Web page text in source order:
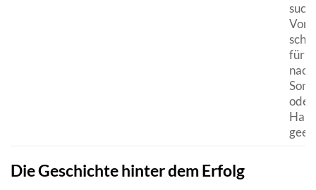
für
nach
oder
Die Geschichte hinter dem Erfolg